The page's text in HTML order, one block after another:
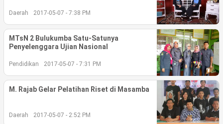
Daerah 2017-05-07 - 7:38 PM
MTsN 2 Bulukumba Satu-Satunya
Penyelenggara Ujian Nasional
Pendidikan 2017-05-07 - 7:31 PM
M. Rajab Gelar Pelatihan Riset di Masamba
Daerah 2017-05-07 - 2:52 PM